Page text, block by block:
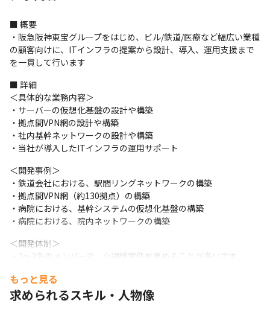
■ 概要
・阪急阪神東宝グループをはじめ、ビル/鉄道/医療など幅広い業種
の顧客向けに、ITインフラの提案から設計、導入、運用支援まで
を一貫して行います
■ 詳細
＜具体的な業務内容＞
・サーバーの仮想化基盤の設計や構築
・拠点間VPN網の設計や構築
・社内基幹ネットワークの設計や構築
・当社が導入したITインフラの運用サポート
＜開発事例＞
・鉄道会社における、駅間リングネットワークの構築
・拠点間VPN網（約130拠点）の構築
・病院における、基幹システムの仮想化基盤の構築
・病院における、院内ネットワークの構築
＜開発体制＞
・2～3名のメンバーで、小規模案件を進めることが多いです
あります
・案件の進め方や解決手段は、リーダーと相談しながら進めます
もっと見る
求められるスキル・人物像